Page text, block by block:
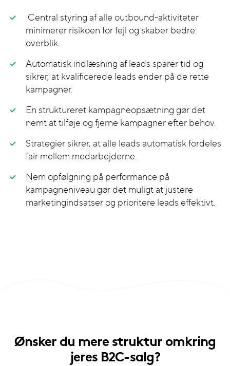
Central styring af alle outbound-aktiviteter
minimerer risikoen for fejl og skaber bedre
overblik.
Automatisk indlæsning af leads sparer tid og
sikrer, at kvalificerede leads ender på de rette
kampagner.
En struktureret kampagneopsætning gør det
nemt at tilføje og fjerne kampagner efter behov.
Strategier sikrer, at alle leads automatisk fordeles
fair mellem medarbejderne.
Nem opfølgning på performance på
kampagneniveau gør det muligt at justere
marketingindsatser og prioritere leads effektivt.
Ønsker du mere struktur omkring
jeres B2C-salg?